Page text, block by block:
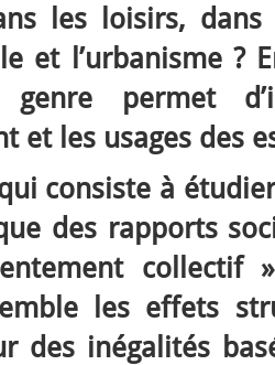
les loisirs, dans
et l’urbanisme ?
permet
et les usages des
consiste à
des rapports
les effets
des inégalités